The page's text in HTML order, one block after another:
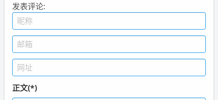
发表评论:
正文(*)